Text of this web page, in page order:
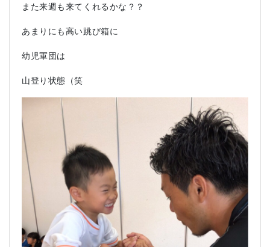
また来週も来てくれるかな？？
あまりにも高い跳び箱に
幼児軍団は
山登り状態（笑